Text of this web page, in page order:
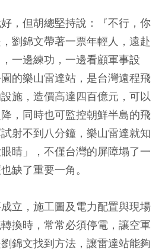
好，但胡總堅持說：『不行，你
劉錦文帶著一票年輕人，遠赴
一邊練功，一邊看顧軍事設
的樂山雷達站，是台灣遠程飛
施，造價高達四百億元，可以
，同時也可監控朝鮮半島的飛
射不到八分鐘，樂山雷達就知
睛」，不僅台灣的屏障塌了一
缺了重要一角。
立，施工圖及電力配置與現場
換時，常常必須停電，讓空軍
錦文找到方法，讓雷達站能夠